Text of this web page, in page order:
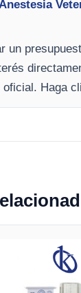
un
Haga